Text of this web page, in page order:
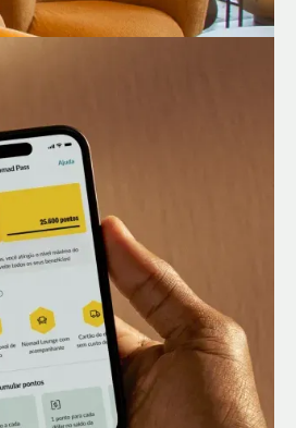
de Guarulhos